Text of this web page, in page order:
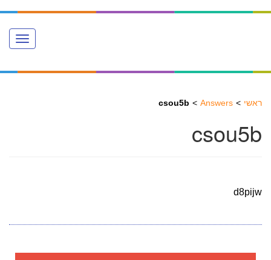
Toggle
navigation
ראשי Answers
csou5b
csou5b
d8pijw